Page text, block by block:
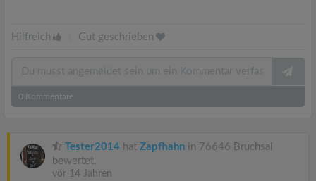
Hilfreich Gut geschrieben
0 Kommentare
Tester2014 hat Zapfhahn in 76646 Bruchsal
bewertet.
vor 14 Jahren